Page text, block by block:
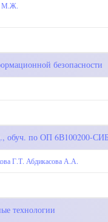
М.Ж.
безопасности
обуч. по ОП 6В100200-СИБ
Г.Т. Абдикасова А.А.
технологии